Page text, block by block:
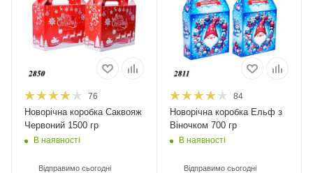
76
Новорічна коробка Саквояж
Червоний 1500 гр
В наявності
Відправимо сьогодні
84
Новорічна коробка Ельф з
Віночком 700 гр
В наявності
Відправимо сьогодні